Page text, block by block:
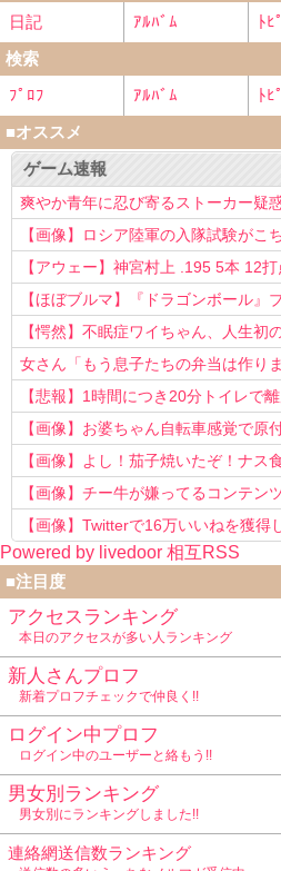
日記
ｱﾙﾊﾞﾑ ﾄﾋ
検索
ﾌﾟﾛﾌ
ｱﾙﾊﾞﾑ ﾄﾋ
■オススメ
ゲーム速報
爽やか青年に忍び寄るストーカー疑
【画像】ロシア陸軍の入隊試験がこ
【アウェー】神宮村上 .195 5本 12
【ほぼブルマ】『ドラゴンボール』
ン、クッソ可愛すぎるwwwwwww
【愕然】不眠症ワイちゃん、人生初
ｗｗｗｗ
女さん「もう息子たちの弁当は作り
う知らない！」
【悲報】1時間につき20分トイレで
以上転職を重ねてしまう
【画像】お婆ちゃん自転車感覚で原
www
【画像】よし！茄子焼いたぞ！ナス
【画像】チー牛が嫌ってるコンテン
確定ｗｗ
【画像】Twitterで16万いいねを獲得
リで草www
Powered by livedoor 相互RSS
■注目度
アクセスランキング
本日のアクセスが多い人ランキング
新人さんプロフ
新着プロフチェックで仲良く!!
ログイン中プロフ
ログイン中のユーザーと絡もう!!
男女別ランキング
男女別にランキングしました!!
連絡網送信数ランキング